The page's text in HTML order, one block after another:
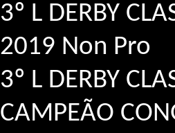
3º L DERBY
2019 Non Pro
3º L DERBY
CAMPEÃO